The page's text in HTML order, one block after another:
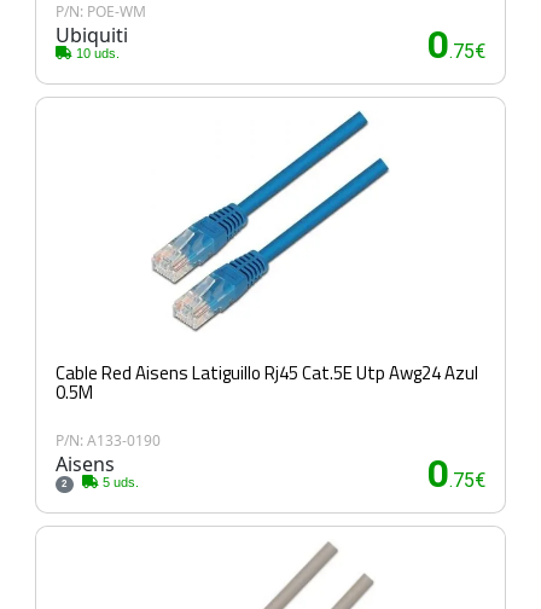
P/N: POE-WM
Ubiquiti
10 uds. 0.75€
Cable Red Aisens Latiguillo Rj45 Cat.5E Utp Awg24 Azul
0.5M
P/N: A133-0190
Aisens
2 5 uds. 0.75€